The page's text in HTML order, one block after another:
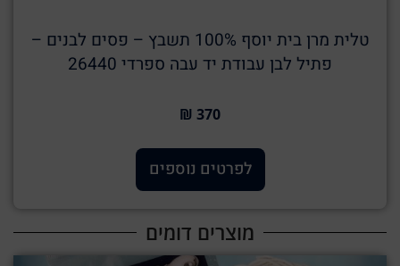
טלית מרן בית יוסף 100% תשבץ – פסים לבנים –
פתיל לבן עבודת יד עבה ספרדי 26440
370 ₪
לפרטים נוספים
מוצרים דומים